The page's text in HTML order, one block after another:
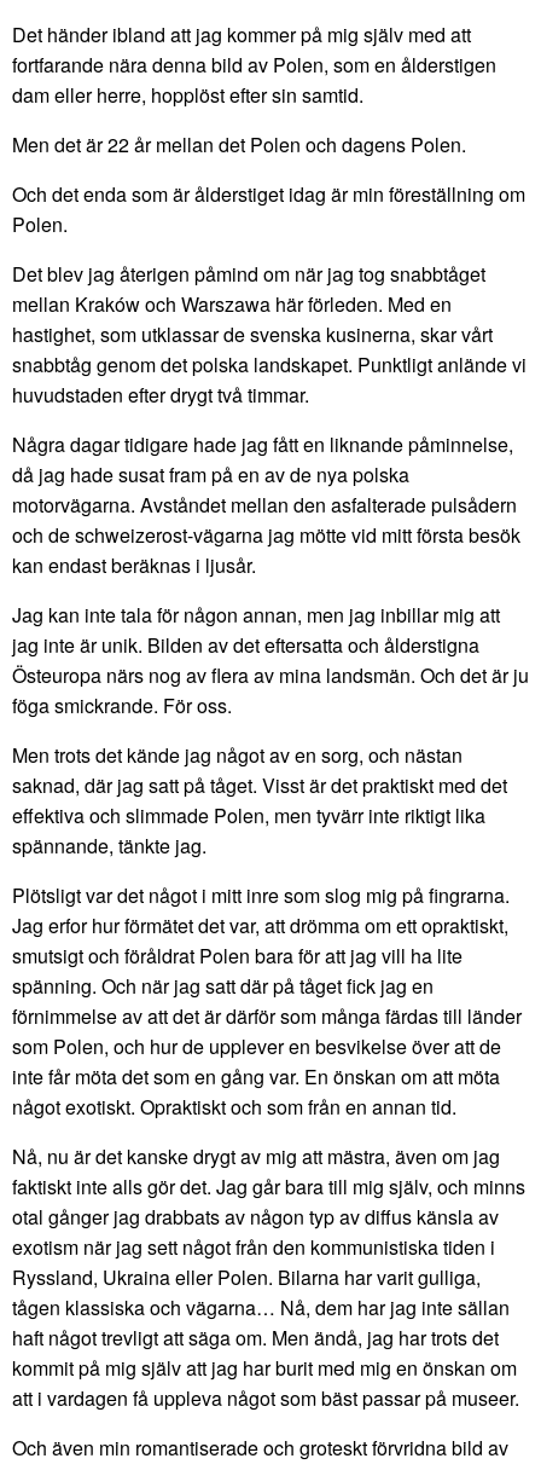
Det händer ibland att jag kommer på mig själv med att
fortfarande nära denna bild av Polen, som en ålderstigen
dam eller herre, hopplöst efter sin samtid.
Men det är 22 år mellan det Polen och dagens Polen.
Och det enda som är ålderstiget idag är min föreställning om
Polen.
Det blev jag återigen påmind om när jag tog snabbtåget
mellan Kraków och Warszawa här förleden. Med en
hastighet, som utklassar de svenska kusinerna, skar vårt
snabbtåg genom det polska landskapet. Punktligt anlände vi
huvudstaden efter drygt två timmar.
Några dagar tidigare hade jag fått en liknande påminnelse,
då jag hade susat fram på en av de nya polska
motorvägarna. Avståndet mellan den asfalterade pulsådern
och de schweizerost-vägarna jag mötte vid mitt första besök
kan endast beräknas i ljusår.
Jag kan inte tala för någon annan, men jag inbillar mig att
jag inte är unik. Bilden av det eftersatta och ålderstigna
Östeuropa närs nog av flera av mina landsmän. Och det är ju
föga smickrande. För oss.
Men trots det kände jag något av en sorg, och nästan
saknad, där jag satt på tåget. Visst är det praktiskt med det
effektiva och slimmade Polen, men tyvärr inte riktigt lika
spännande, tänkte jag.
Plötsligt var det något i mitt inre som slog mig på fingrarna.
Jag erfor hur förmätet det var, att drömma om ett opraktiskt,
smutsigt och föråldrat Polen bara för att jag vill ha lite
spänning. Och när jag satt där på tåget fick jag en
förnimmelse av att det är därför som många färdas till länder
som Polen, och hur de upplever en besvikelse över att de
inte får möta det som en gång var. En önskan om att möta
något exotiskt. Opraktiskt och som från en annan tid.
Nå, nu är det kanske drygt av mig att mästra, även om jag
faktiskt inte alls gör det. Jag går bara till mig själv, och minns
otal gånger jag drabbats av någon typ av diffus känsla av
exotism när jag sett något från den kommunistiska tiden i
Ryssland, Ukraina eller Polen. Bilarna har varit gulliga,
tågen klassiska och vägarna… Nå, dem har jag inte sällan
haft något trevligt att säga om. Men ändå, jag har trots det
kommit på mig själv att jag har burit med mig en önskan om
att i vardagen få uppleva något som bäst passar på museer.
Och även min romantiserade och groteskt förvridna bild av